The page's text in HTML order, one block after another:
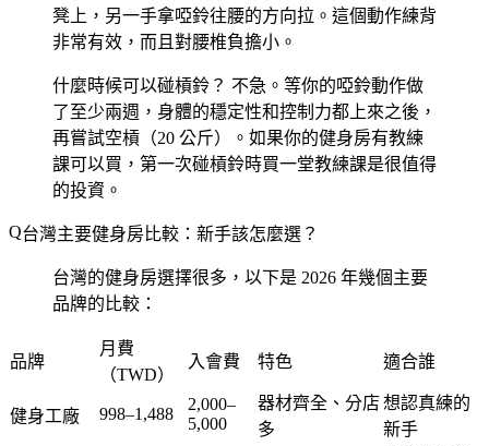
凳上，另一手拿啞鈴往腰的方向拉。這個動作練背
非常有效，而且對腰椎負擔小。
什麼時候可以碰槓鈴？ 不急。等你的啞鈴動作做
了至少兩週，身體的穩定性和控制力都上來之後，
再嘗試空槓（20 公斤）。如果你的健身房有教練
課可以買，第一次碰槓鈴時買一堂教練課是很值得
的投資。
台灣主要健身房比較：新手該怎麼選？
台灣的健身房選擇很多，以下是 2026 年幾個主要
品牌的比較：
品牌
月費
（TWD）
入會費 特色 適合誰
健身工廠 998–1,488
2,000–
5,000
器材齊全、分店
多
想認真練的
新手